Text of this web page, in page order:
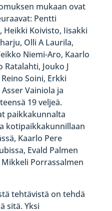
mukaan ovat
Pentti
Heikki Koivisto, Iisakki
Olli A Laurila,
Niemi-Aro, Kaarlo
Ratalahti, Jouko J
Soini, Erkki
Vainiola ja
19 veljeä.
paikkakunnalta
kotipaikkakunnillaan
Kaarlo Pere
Evald Palmen
Mikkeli Porrassalmen
tehtävistä on tehdä
sitä. Yksi